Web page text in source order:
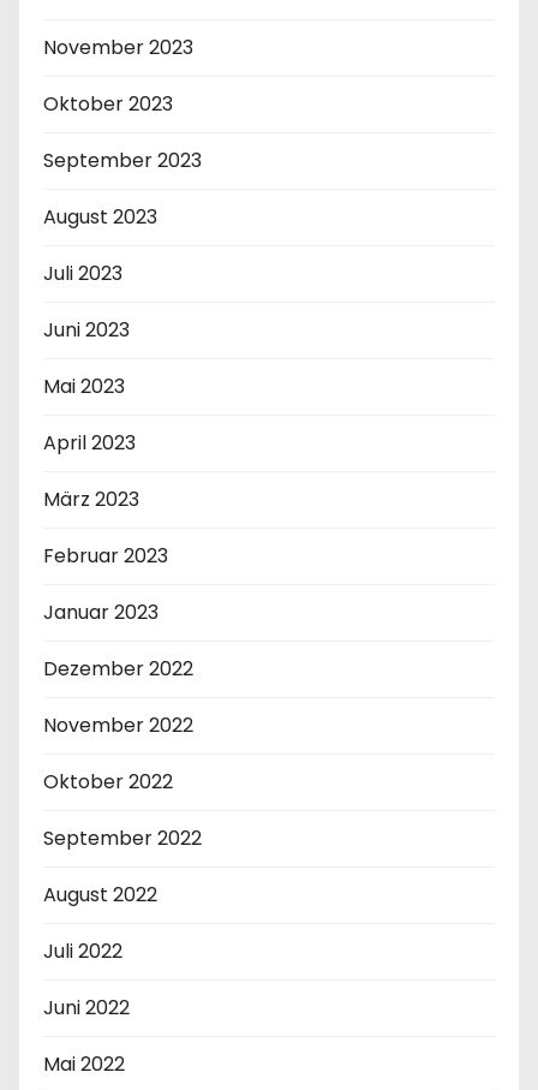
November 2023
Oktober 2023
September 2023
August 2023
Juli 2023
Juni 2023
Mai 2023
April 2023
März 2023
Februar 2023
Januar 2023
Dezember 2022
November 2022
Oktober 2022
September 2022
August 2022
Juli 2022
Juni 2022
Mai 2022